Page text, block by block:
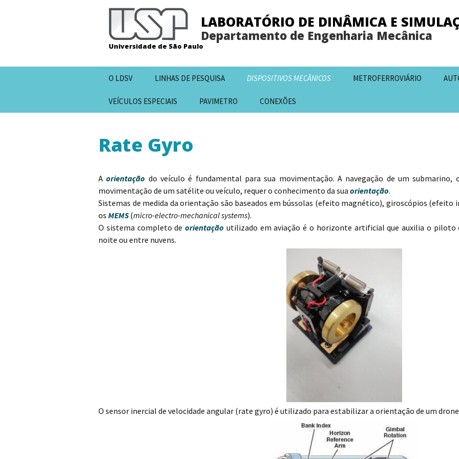
LABORATÓRIO DE DINÂMICA E
Departamento de Engenharia Mecânica
Universidade de São Paulo
O LDSV LINHAS DE PESQUISA DISPOSITIVOS MECÂNICOS METROFERROVIÁRIO
VEÍCULOS ESPECIAIS PAVIMETRO CONEXÕES
Rate Gyro
Aorientação do veículo é fundamental para sua movimentação. A navegação de um
movimentação de um satélite ou veículo, requer o conhecimento da sua orientação.
Sistemas de medida da orientação são baseados em bússolas (efeito magnético), giroscópios
os MEMS(micro-electro-mechanical systems).
O sistema completo deorientação utilizado em aviação é o horizonte artificial que auxilia o piloto
noite ou entre nuvens.
O sensor inercial de velocidade angular (rate gyro) é utilizado para estabilizar a orientação de um